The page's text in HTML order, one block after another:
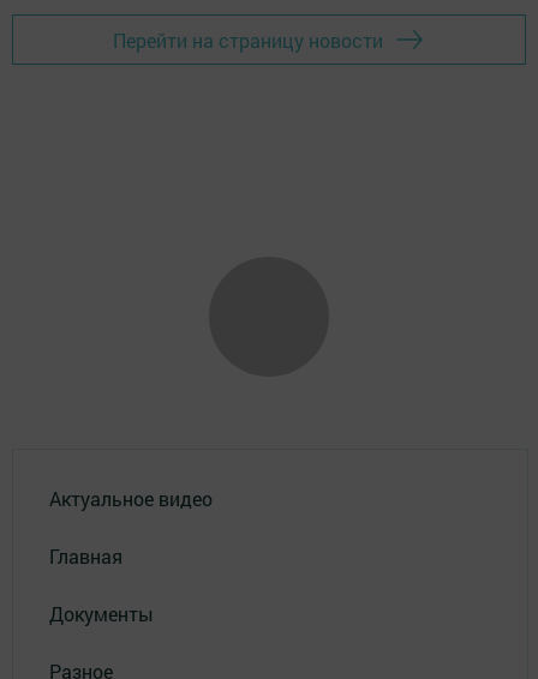
Перейти на страницу новости
Актуальное видео
Главная
Документы
Разное